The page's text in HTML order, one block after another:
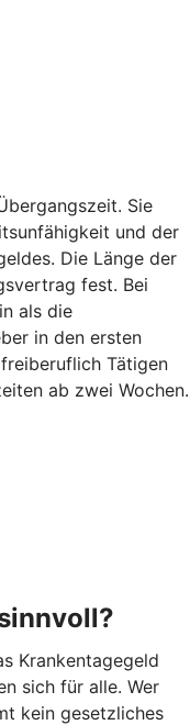
Sie
und der
Die Länge der
fest. Bei
als die
in den ersten
Tätigen
ab zwei Wochen.
Krankentagegeld
sich für alle. Wer
kein gesetzliches